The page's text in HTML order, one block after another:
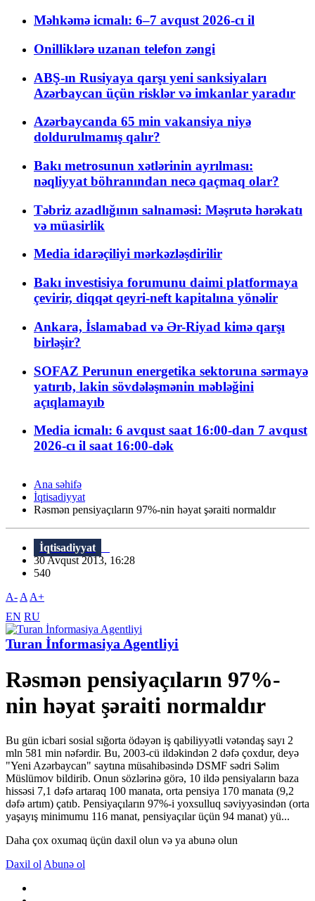
Məhkəmə icmalı: 6–7 avqust 2026-cı il
Onilliklərə uzanan telefon zəngi
ABŞ-ın Rusiyaya qarşı yeni sanksiyaları
Azərbaycan üçün risklər və imkanlar yaradır
Azərbaycanda 65 min vakansiya niyə
doldurulmamış qalır?
Bakı metrosunun xətlərinin ayrılması:
nəqliyyat böhranından necə qaçmaq olar?
Təbriz azadlığının salnaməsi: Məşrutə hərəkatı
və müasirlik
Media idarəçiliyi mərkəzləşdirilir
Bakı investisiya forumunu daimi platformaya
çevirir, diqqət qeyri-neft kapitalına yönəlir
Ankara, İslamabad və Ər-Riyad kimə qarşı
birləşir?
SOFAZ Perunun energetika sektoruna sərmayə
yatırıb, lakin sövdələşmənin məbləğini
açıqlamayıb
Media icmalı: 6 avqust saat 16:00-dan 7 avqust
2026-cı il saat 16:00-dək
Ana səhifə
İqtisadiyyat
Rəsmən pensiyaçıların 97%-nin həyat şəraiti normaldır
İqtisadiyyat
30 Avqust 2013, 16:28
540
A- A A+
EN RU
Turan İnformasiya Agentliyi
Rəsmən pensiyaçıların 97%-
nin həyat şəraiti normaldır
Bu gün icbari sosial sığorta ödəyən iş qabiliyyətli vətəndaş sayı 2
mln 581 min nəfərdir. Bu, 2003-cü ildəkindən 2 dəfə çoxdur, deyə
"Yeni Azərbaycan" saytına müsahibəsində DSMF sədri Səlim
Müslümov bildirib. Onun sözlərinə görə, 10 ildə pensiyaların baza
hissəsi 7,1 dəfə artaraq 100 manata, orta pensiya 170 manata (9,2
dəfə artım) çatıb. Pensiyaçıların 97%-i yoxsulluq səviyyəsindən (orta
yaşayış minimumu 116 manat, pensiyaçılar üçün 94 manat) yü...
Daha çox oxumaq üçün daxil olun və ya abunə olun
Daxil ol Abunə ol